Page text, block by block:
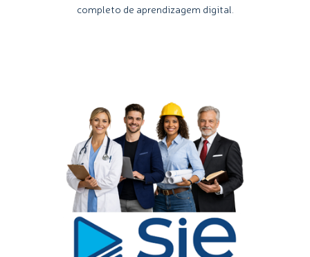
completo de aprendizagem digital.